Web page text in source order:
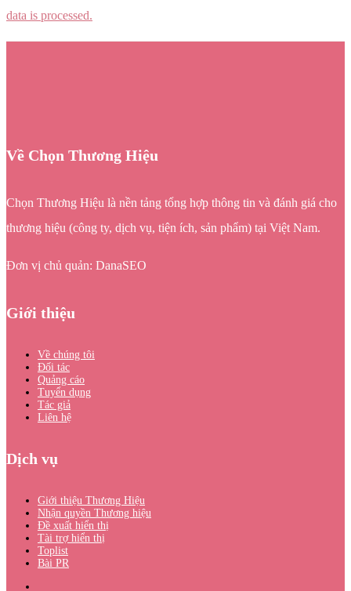
data is processed.
Về Chọn Thương Hiệu
Chọn Thương Hiệu là nền tảng tổng hợp thông tin và đánh giá cho
thương hiệu (công ty, dịch vụ, tiện ích, sản phẩm) tại Việt Nam.
Đơn vị chủ quản: DanaSEO
Giới thiệu
Về chúng tôi
Đối tác
Quảng cáo
Tuyển dụng
Tác giả
Liên hệ
Dịch vụ
Giới thiệu Thương Hiệu
Nhận quyền Thương hiệu
Đề xuất hiển thị
Tài trợ hiển thị
Toplist
Bài PR